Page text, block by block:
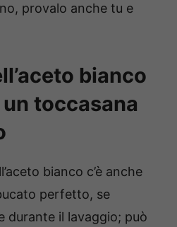
provalo anche tu e
bianco
toccasana
bianco c’è anche
perfetto, se
durante il lavaggio; può